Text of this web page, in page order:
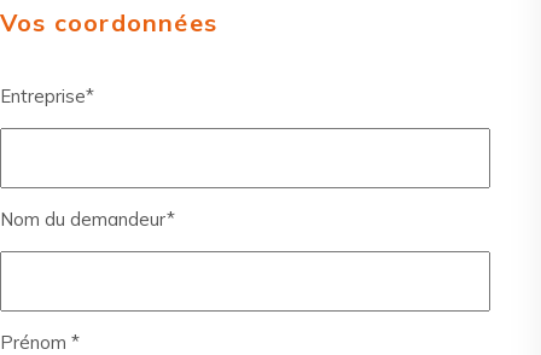
Vos coordonnées
Entreprise*
Nom du demandeur*
Prénom *